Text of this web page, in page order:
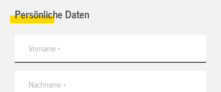
Persönliche Daten